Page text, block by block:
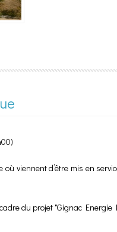
Grand Site"
où viennent d’être mis en
du projet "Gignac